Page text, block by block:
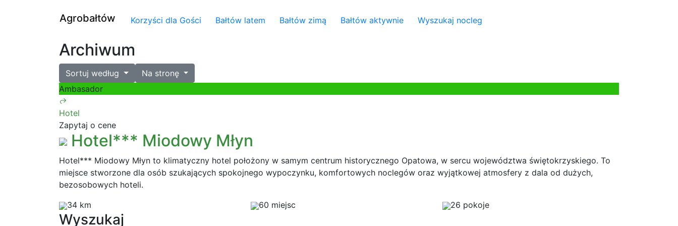
Agrobałtów Korzyści dla Gości Bałtów latem Bałtów zimą Bałtów aktywnie Wyszukaj nocleg
Archiwum
Sortuj według
Na stronę
Ambasador
Hotel
Zapytaj o cene
Hotel*** Miodowy Młyn
Hotel*** Miodowy Młyn to klimatyczny hotel położony w samym centrum historycznego Opatowa, w sercu województwa świętokrzyskiego. To
miejsce stworzone dla osób szukających spokojnego wypoczynku, komfortowych noclegów oraz wyjątkowej atmosfery z dala od dużych,
bezosobowych hoteli.
34 km
60 miejsc 26 pokoje
Wyszukaj